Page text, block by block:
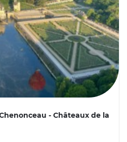
- Châteaux de la